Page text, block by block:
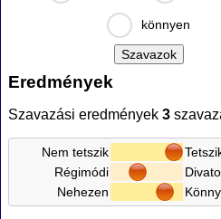
könnyen
Eredmények
Szavazási eredmények 3
Nem tetszik
Régimódi
Nehezen